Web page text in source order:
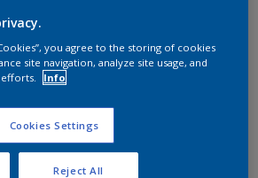
de website in de gaten, we werken
voorraad aan te vullen.
you agree to the storing of cookies
site navigation, analyze site usage, and
Info
Cookies Settings
Reject All